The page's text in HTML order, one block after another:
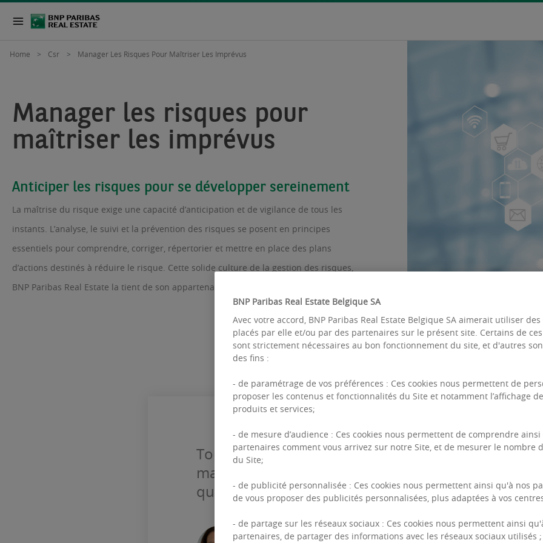
Home Csr Manager Les Risques Pour Maîtriser Les Imprévus
Manager les risques pour
maîtriser les imprévus
Anticiper les risques pour se développer sereinement
La maîtrise du risque exige une capacité d’anticipation et de vigilance de tous les
instants. L’analyse, le suivi et la prévention des risques se posent en principes
essentiels pour comprendre, corriger, répertorier et mettre en place des plans
d’actions destinés à réduire le risque. Cette solide culture de la gestion des risques,
BNP Paribas Real Estate la tient de son appartenance au groupe BNP Paribas.
Toute entreprise doit pouvoir assurer sa continuité
maîtrisant au mieux ses risques avec humilité et
que soient son secteur d'activité, sa dimension ou
BNP Paribas Real Estate Belgique SA
Avec votre accord, BNP Paribas Real Estate Belgique SA aimerait utiliser des
placés par elle et/ou par des partenaires sur le présent site. Certains de ces
sont strictement nécessaires au bon fonctionnement du site, et d'autres
des fins :
- de paramétrage de vos préférences : Ces cookies nous permettent de
proposer les contenus et fonctionnalités du Site et notamment l’affichage
produits et services;
- de mesure d’audience : Ces cookies nous permettent de comprendre
partenaires comment vous arrivez sur notre Site, et de mesurer le nombre
du Site;
- de publicité personnalisée : Ces cookies nous permettent ainsi qu'à nos
de vous proposer des publicités personnalisées, plus adaptées à vos
- de partage sur les réseaux sociaux : Ces cookies nous permettent ainsi
partenaires, de partager des informations avec les réseaux sociaux utilisés ;